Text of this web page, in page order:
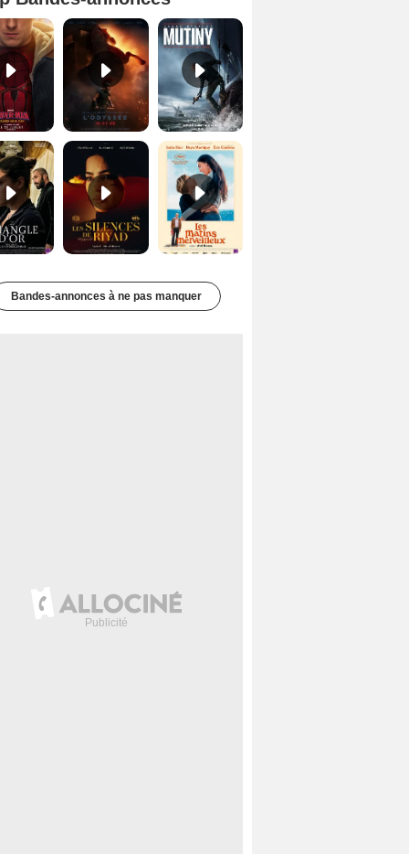
Spider-Man: Brand New Day Bande-annonce VO STFR L'Odyssée Bande-annonce VO STFR
Les Silences de Riyad Bande-annonce VO STFR Les Matins merveilleux Bande-annonce VF
Bandes-annonces à ne pas manquer